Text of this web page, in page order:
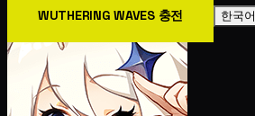
WUTHERING WAVES 충전 한국어